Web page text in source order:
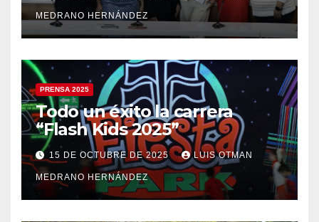
MEDRANO HERNÁNDEZ
PRENSA 2025
Todo un éxito la carrera
“Flash Kids 2025”
15 DE OCTUBRE DE 2025 LUIS OTMAN
MEDRANO HERNÁNDEZ